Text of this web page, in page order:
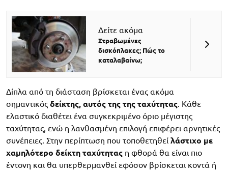
Δείτε ακόμα
Στραβωμένες
δισκόπλακες; Πώς το
καταλαβαίνω;
Δίπλα από τη διάσταση βρίσκεται ένας ακόμα
σημαντικός δείκτης, αυτός της της ταχύτητας. Κάθε
ελαστικό διαθέτει ένα συγκεκριμένο όριο μέγιστης
ταχύτητας, ενώ η λανθασμένη επιλογή επιφέρει αρνητικές
συνέπειες. Στην περίπτωση που τοποθετηθεί λάστιχο με
χαμηλότερο δείκτη ταχύτητας η φθορά θα είναι πιο
έντονη και θα υπερθερμανθεί εφόσον βρίσκεται κοντά ή